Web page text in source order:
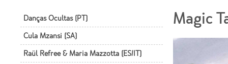
Danças Ocultas (PT)
Cula Mzansi (SA)
Raül Refree & Maria Mazzotta (ES/IT)
Magic